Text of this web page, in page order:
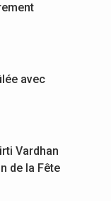
avec
Vardhan
de la Fête